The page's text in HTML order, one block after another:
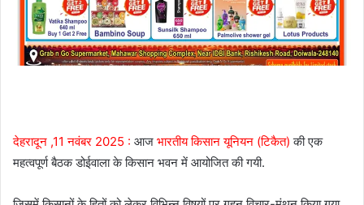
देहरादून ,11 नवंबर 2025 : आज भारतीय किसान यूनियन (टिकैत) की एक
महत्वपूर्ण बैठक डोईवाला के किसान भवन में आयोजित की गयी.